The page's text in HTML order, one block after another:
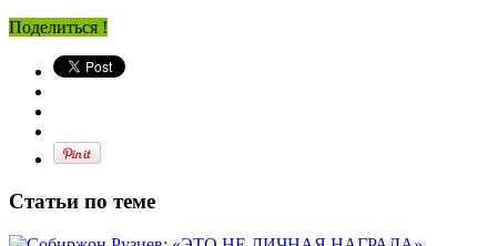
Поделиться !
Статьи по теме